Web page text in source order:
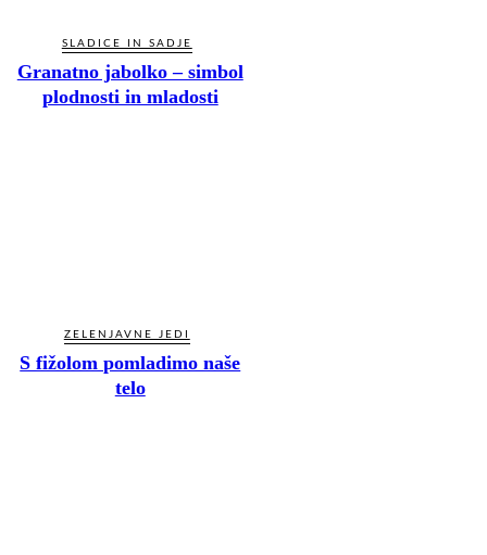
SLADICE IN SADJE
Granatno jabolko – simbol
plodnosti in mladosti
ZELENJAVNE JEDI
S fižolom pomladimo naše
telo